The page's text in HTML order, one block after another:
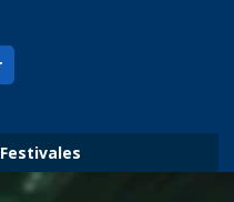
Festivales